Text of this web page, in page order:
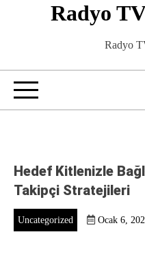
Radyo
Radyo
Hedef Kitlenizle
Takipçi Stratejileri
Uncategorized Ocak 6,